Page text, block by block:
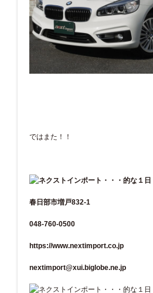
ではまた！！
春日部市増戸832-1
048-760-0500
https://www.nextimport.co.jp
nextimport@xui.biglobe.ne.jp